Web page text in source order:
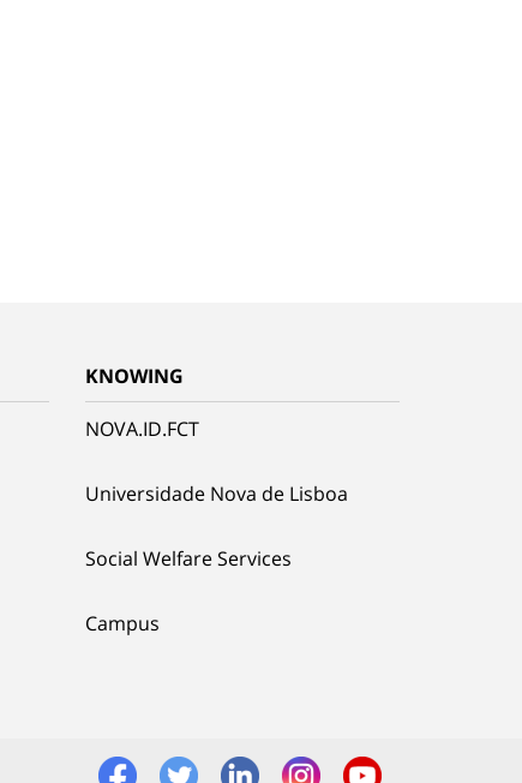
KNOWING
NOVA.ID.FCT
Universidade Nova de Lisboa
Social Welfare Services
Campus